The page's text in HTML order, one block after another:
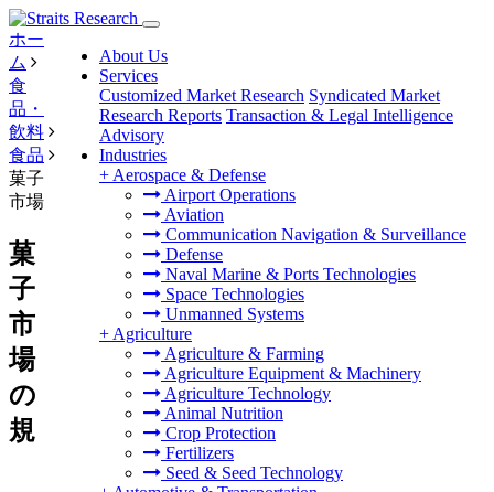
About Us
Services
Customized Market Research Syndicated Market
Research Reports Transaction & Legal Intelligence
Advisory
Industries
+ Aerospace & Defense
Airport Operations
Aviation
Communication Navigation & Surveillance
Defense
Naval Marine & Ports Technologies
Space Technologies
Unmanned Systems
+ Agriculture
Agriculture & Farming
Agriculture Equipment & Machinery
Agriculture Technology
Animal Nutrition
Crop Protection
Fertilizers
Seed & Seed Technology
ホー
ム
食
品・
飲料
食品
菓子
市場
菓
子
市
場
の
規